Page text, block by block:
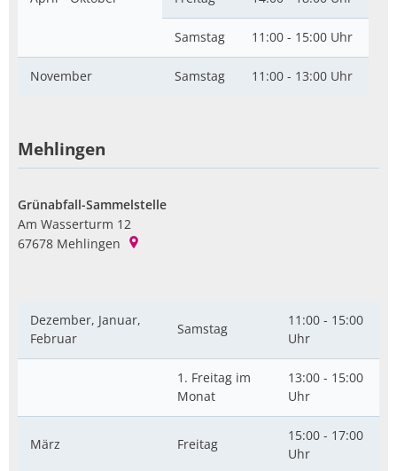
Samstag 11:00 - 15:00 Uhr
November Samstag 11:00 - 13:00 Uhr
Mehlingen
Grünabfall-Sammelstelle
Am Wasserturm 12
67678 Mehlingen
Dezember, Januar,
Februar
Samstag
11:00 - 15:00
Uhr
1. Freitag im
Monat
13:00 - 15:00
Uhr
März Freitag
15:00 - 17:00
Uhr